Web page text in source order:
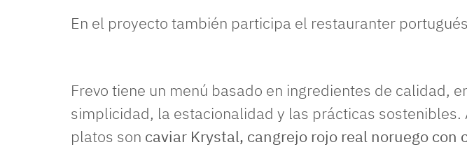
En el proyecto también participa el restauranter
Frevo tiene un menú basado en ingredientes de calidad,
simplicidad, la estacionalidad y las prácticas sostenibles.
platos son caviar Krystal, cangrejo rojo real noruego con